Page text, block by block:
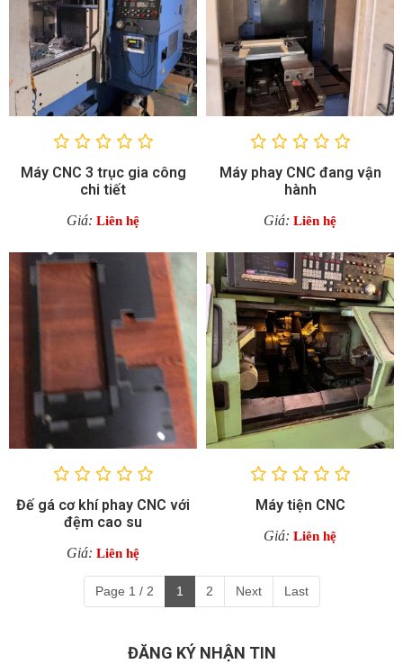
Máy CNC 3 trục gia công
chi tiết
Giá: Liên hệ
Máy phay CNC đang vận
hành
Giá: Liên hệ
Đế gá cơ khí phay CNC với
đệm cao su
Giá: Liên hệ
Máy tiện CNC
Giá: Liên hệ
Page 1 / 2 1 2 Next Last
ĐĂNG KÝ NHẬN TIN